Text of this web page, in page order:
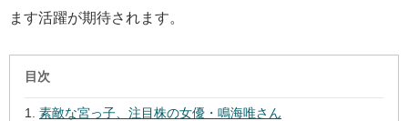
ます活躍が期待されます。
目次
素敵な宮っ子、注目株の女優・鳴海唯さん